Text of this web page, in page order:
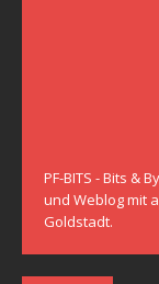
PF-BITS - Bits &
und Weblog mit
Goldstadt.